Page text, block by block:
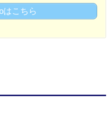
はこちら